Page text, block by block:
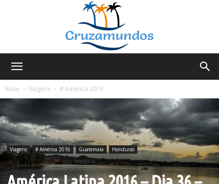
Início
Viagens # América 2016
Viagens # América 2016 Guatemala Honduras